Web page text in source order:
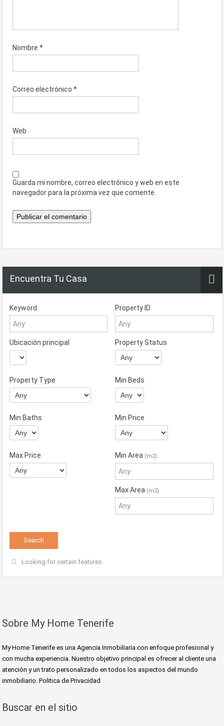
Nombre *
Correo electrónico *
Web
Guarda mi nombre, correo electrónico y web en este
navegador para la próxima vez que comente.
Encuentra Tu Casa
Keyword Property ID
Ubicación principal Property Status
Property Type Min Beds
Min Baths Min Price
Max Price Min Area (m2)
Max Area (m2)
Looking for certain features
Sobre My Home Tenerife
My Home Tenerife es una Agencia Inmobiliaria con enfoque profesional y
con mucha experiencia. Nuestro objetivo principal es ofrecer al cliente una
atención y un trato personalizado en todos los aspectos del mundo
inmobiliario. Politica de Privacidad
Buscar en el sitio